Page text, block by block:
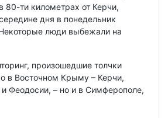
80-ти километрах от Керчи,
дня в понедельник
люди выбежали на
произошедшие толчки
в Восточном Крыму – Керчи,
Феодосии, – но и в Симферополе,